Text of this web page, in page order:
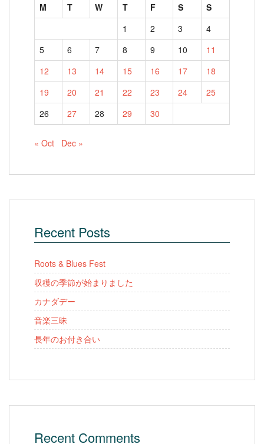
M
T W T F S
S
1
2 3
4
5
6 7 8 9 10
11
12
13 14 15 16 17
18
19
20 21 22 23 24
25
26
27 28 29 30
« Oct Dec »
Recent Posts
Roots & Blues Fest
収穫の季節が始まりました
カナダデー
音楽三昧
長年のお付き合い
Recent Comments